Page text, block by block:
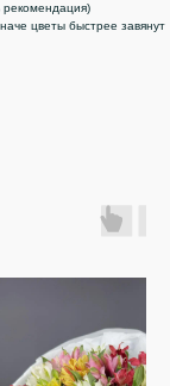
рекомендация)
цветы быстрее завянут